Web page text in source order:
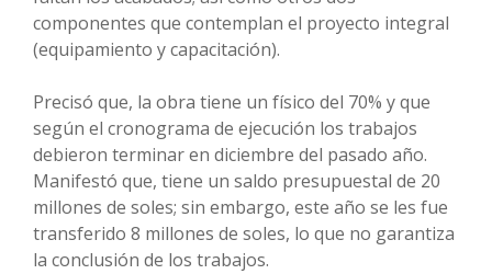
componentes que contemplan el proyecto integral
(equipamiento y capacitación).
Precisó que, la obra tiene un físico del 70% y que
según el cronograma de ejecución los trabajos
debieron terminar en diciembre del pasado año.
Manifestó que, tiene un saldo presupuestal de 20
millones de soles; sin embargo, este año se les fue
transferido 8 millones de soles, lo que no garantiza
la conclusión de los trabajos.